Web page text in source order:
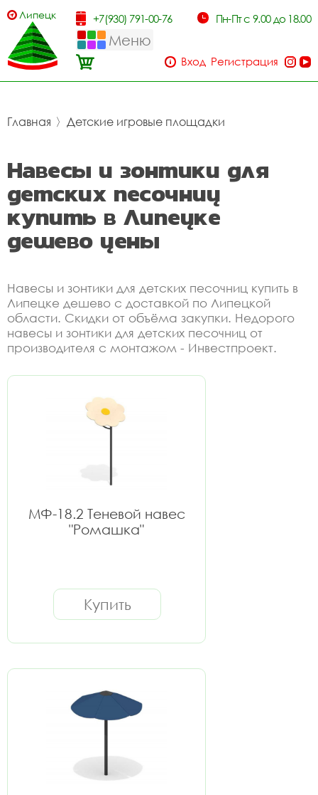
Липецк +7(930) 791-00-76 Пн-Пт с 9.00 до 18.00
Меню
Вход Регистрация
Главная 〉 Детские игровые площадки
Навесы и зонтики для
детских песочниц
купить в Липецке
дешево цены
Навесы и зонтики для детских песочниц купить в
Липецке дешево с доставкой по Липецкой
области. Скидки от объёма закупки. Недорого
навесы и зонтики для детских песочниц от
производителя с монтажом - Инвестпроект.
МФ-18.2 Теневой навес
"Ромашка"
Купить